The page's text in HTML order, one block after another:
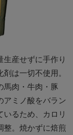
産せずに手作り
は一切不使用。
馬肉・牛肉・豚
アミノ酸をバラン
いるため、カロリ
整。焼かずに焙煎